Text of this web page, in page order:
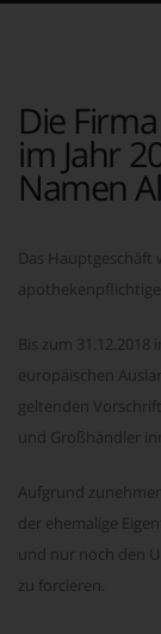
Die Firma
im Jahr
Namen
Das
Bis zum
europäischen
geltenden
und Großhändler
Aufgrund
der ehemalige
und nur noch den
zu forcieren.